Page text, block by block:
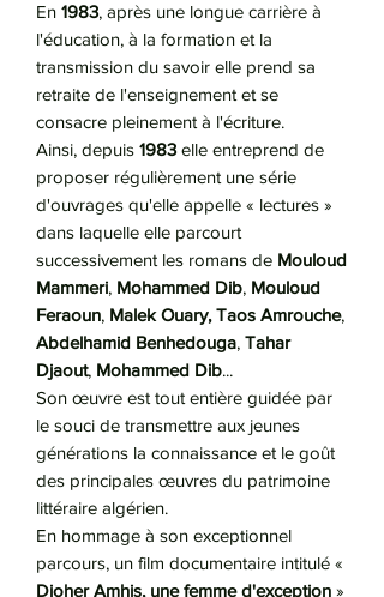
En 1983, après une longue carrière à
l'éducation, à la formation et la
transmission du savoir elle prend sa
retraite de l'enseignement et se
consacre pleinement à l'écriture.
Ainsi, depuis 1983 elle entreprend de
proposer régulièrement une série
d'ouvrages qu'elle appelle « lectures »
dans laquelle elle parcourt
successivement les romans de Mouloud
Mammeri, Mohammed Dib, Mouloud
Feraoun, Malek Ouary, Taos Amrouche,
Abdelhamid Benhedouga, Tahar
Djaout, Mohammed Dib...
Son œuvre est tout entière guidée par
le souci de transmettre aux jeunes
générations la connaissance et le goût
des principales œuvres du patrimoine
littéraire algérien.
En hommage à son exceptionnel
parcours, un film documentaire intitulé «
Djoher Amhis, une femme d'exception »